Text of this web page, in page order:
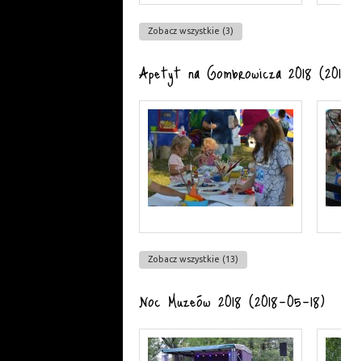
Zobacz wszystkie (3)
Apetyt na Gombrowicza 2018
Zobacz wszystkie (13)
Noc Muzeów 2018 (2018-05-18)